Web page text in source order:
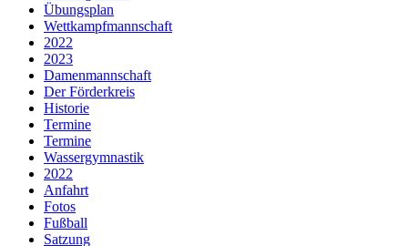
Übungsplan
Wettkampfmannschaft
2022
2023
Damenmannschaft
Der Förderkreis
Historie
Termine
Termine
Wassergymnastik
2022
Anfahrt
Fotos
Fußball
Satzung